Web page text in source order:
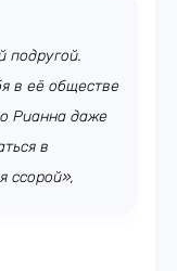
подругой.
в её обществе
Рианна даже
в
ссорой»,